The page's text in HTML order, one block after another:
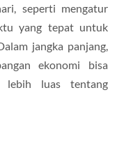
seperti mengatur
yang tepat untuk
jangka panjang,
ekonomi bisa
lebih luas tentang